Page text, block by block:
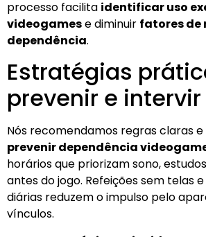
processo facilita identificar uso
videogamese diminuir fatores de
dependência.
Estratégias
prevenir e intervir
Nós recomendamos regras claras
prevenir dependência
horários que priorizam sono,
antes do jogo. Refeições sem telas
diárias reduzem o impulso pelo
vínculos.